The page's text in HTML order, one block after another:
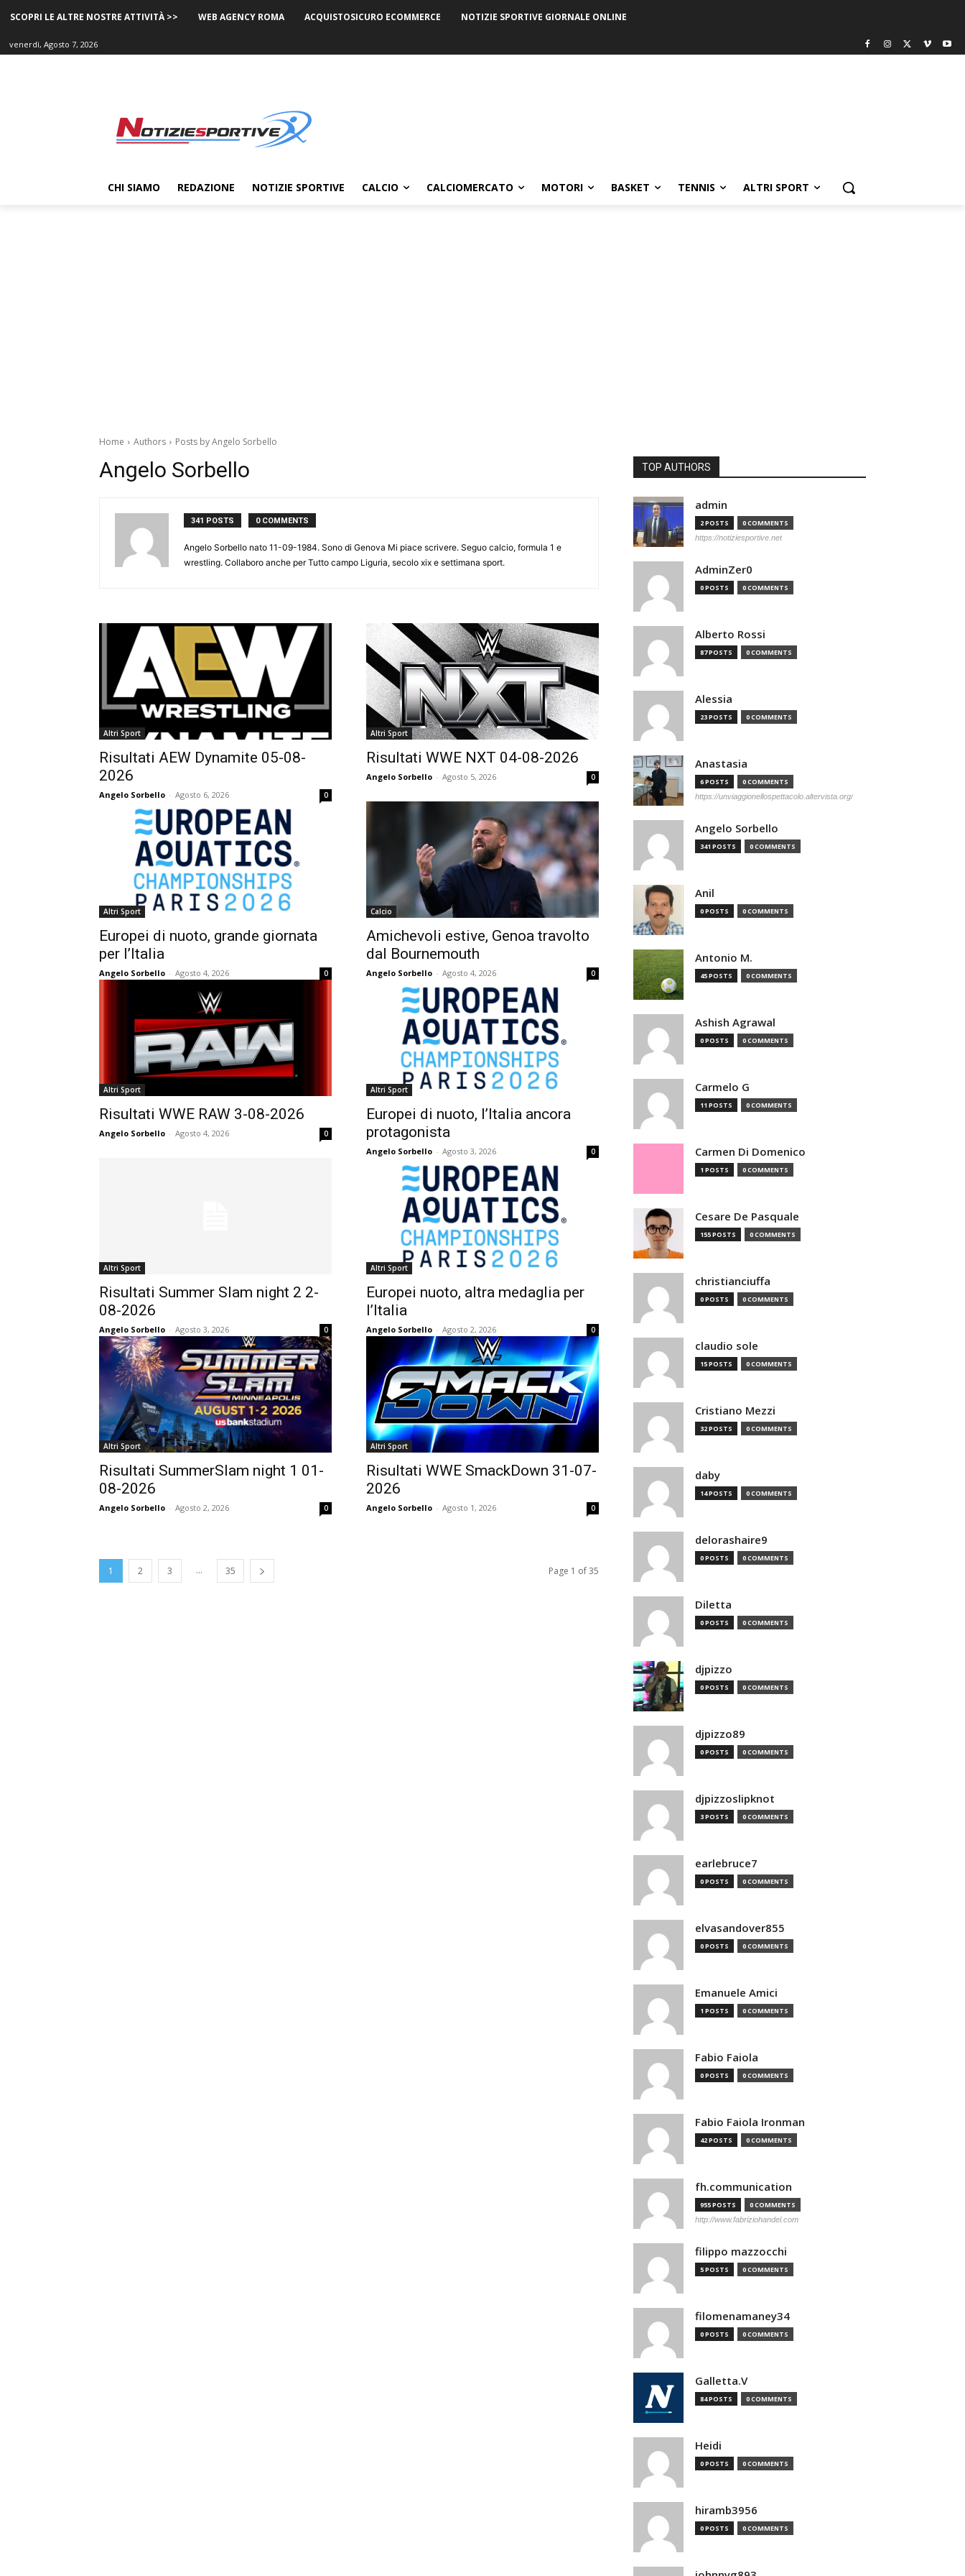
SCOPRI LE ALTRE NOSTRE ATTIVITÀ >> WEB AGENCY ROMA ACQUISTOSICURO ECOMMERCE NOTIZIE SPORTIVE GIORNALE ONLINE
venerdì, Agosto 7, 2026
CHI SIAMO REDAZIONE NOTIZIE SPORTIVE CALCIO CALCIOMERCATO MOTORI BASKET TENNIS ALTRI SPORT
Home Authors Posts by Angelo Sorbello
Angelo Sorbello
341 POSTS 0 COMMENTS
Angelo Sorbello nato 11-09-1984. Sono di Genova Mi piace scrivere. Seguo calcio, formula 1 e
wrestling. Collaboro anche per Tutto campo Liguria, secolo xix e settimana sport.
Altri Sport
Risultati AEW Dynamite 05-08-
2026
Angelo Sorbello - Agosto 6, 2026 0
Altri Sport
Risultati WWE NXT 04-08-2026
Angelo Sorbello - Agosto 5, 2026 0
Altri Sport
Europei di nuoto, grande giornata
per l’Italia
Angelo Sorbello - Agosto 4, 2026 0
Calcio
Amichevoli estive, Genoa travolto
dal Bournemouth
Angelo Sorbello - Agosto 4, 2026 0
Altri Sport
Risultati WWE RAW 3-08-2026
Angelo Sorbello - Agosto 4, 2026 0
Altri Sport
Europei di nuoto, l’Italia ancora
protagonista
Angelo Sorbello - Agosto 3, 2026 0
Altri Sport
Risultati Summer Slam night 2 2-
08-2026
Angelo Sorbello - Agosto 3, 2026 0
Altri Sport
Europei nuoto, altra medaglia per
l’Italia
Angelo Sorbello - Agosto 2, 2026 0
Altri Sport
Risultati SummerSlam night 1 01-
08-2026
Angelo Sorbello - Agosto 2, 2026 0
Altri Sport
Risultati WWE SmackDown 31-07-
2026
Angelo Sorbello - Agosto 1, 2026 0
1 2 3 ... 35 Page 1 of 35
TOP AUTHORS
admin
2 POSTS 0 COMMENTS
https://notiziesportive.net
AdminZer0
0 POSTS 0 COMMENTS
Alberto Rossi
87 POSTS 0 COMMENTS
Alessia
23 POSTS 0 COMMENTS
Anastasia
6 POSTS 0 COMMENTS
https://unviaggionellospettacolo.altervista.org/
Angelo Sorbello
341 POSTS 0 COMMENTS
Anil
0 POSTS 0 COMMENTS
Antonio M.
45 POSTS 0 COMMENTS
Ashish Agrawal
0 POSTS 0 COMMENTS
Carmelo G
11 POSTS 0 COMMENTS
Carmen Di Domenico
1 POSTS 0 COMMENTS
Cesare De Pasquale
155 POSTS 0 COMMENTS
christianciuffa
0 POSTS 0 COMMENTS
claudio sole
15 POSTS 0 COMMENTS
Cristiano Mezzi
32 POSTS 0 COMMENTS
daby
14 POSTS 0 COMMENTS
delorashaire9
0 POSTS 0 COMMENTS
Diletta
0 POSTS 0 COMMENTS
djpizzo
0 POSTS 0 COMMENTS
djpizzo89
0 POSTS 0 COMMENTS
djpizzoslipknot
3 POSTS 0 COMMENTS
earlebruce7
0 POSTS 0 COMMENTS
elvasandover855
0 POSTS 0 COMMENTS
Emanuele Amici
1 POSTS 0 COMMENTS
Fabio Faiola
0 POSTS 0 COMMENTS
Fabio Faiola Ironman
42 POSTS 0 COMMENTS
fh.communication
955 POSTS 0 COMMENTS
http://www.fabriziohandel.com
filippo mazzocchi
5 POSTS 0 COMMENTS
filomenamaney34
0 POSTS 0 COMMENTS
Galletta.V
84 POSTS 0 COMMENTS
Heidi
0 POSTS 0 COMMENTS
hiramb3956
0 POSTS 0 COMMENTS